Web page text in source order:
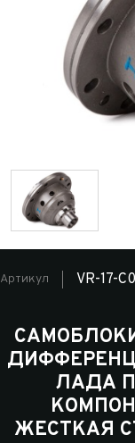
Артикул VR-17-
ЛАДА
ЖЕСТКАЯ